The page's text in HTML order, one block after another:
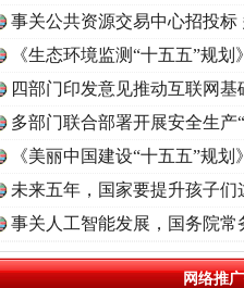
..·[视频]牢记初心使命 奋进复兴征程丨“
事关公共资源交易中心招投标
《生态环境监测“十五五”规
读
四部门印发意见推动互联网
多部门联合部署开展安全生产
《美丽中国建设“十五五”规划
未来五年，国家要提升孩子们
事关人工智能发展，国务院
网络推